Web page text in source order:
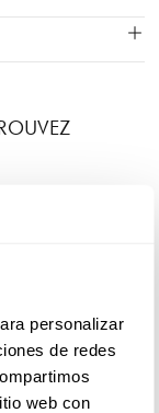
personalizar
de redes
web con